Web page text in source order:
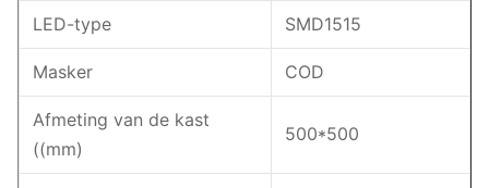
LED-type SMD1515
Masker COD
Afmeting van de kast
((mm)
500*500